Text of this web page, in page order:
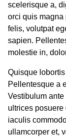
scelerisque a,
orci quis magna
felis, volutpat
sapien.
molestie in,
Quisque
Pellentesque a
Vestibulum
ultrices
iaculis
ullamcorper et,